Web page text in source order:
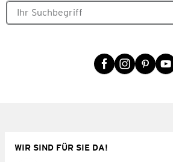
WIR SIND FÜR SIE DA!